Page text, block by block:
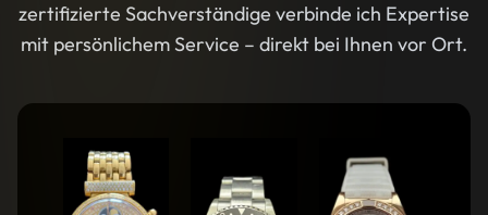
zertifizierte Sachverständige verbinde ich Expertise
mit persönlichem Service – direkt bei Ihnen vor Ort.